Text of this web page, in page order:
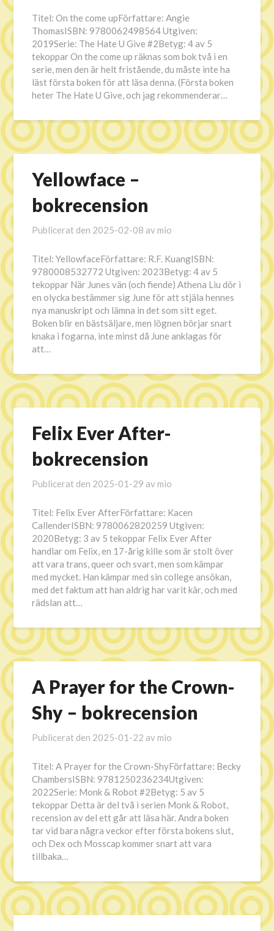
Titel: On the come upFörfattare: Angie
ThomasISBN: 9780062498564 Utgiven:
2019Serie: The Hate U Give #2Betyg: 4 av 5
tekoppar On the come up räknas som bok två i en
serie, men den är helt fristående, du måste inte ha
läst första boken för att läsa denna. (Första boken
heter The Hate U Give, och jag rekommenderar…
Yellowface –
bokrecension
Publicerat den 2025-02-08 av mio
Titel: YellowfaceFörfattare: R.F. KuangISBN:
9780008532772 Utgiven: 2023Betyg: 4 av 5
tekoppar När Junes vän (och fiende) Athena Liu dör i
en olycka bestämmer sig June för att stjäla hennes
nya manuskript och lämna in det som sitt eget.
Boken blir en bästsäljare, men lögnen börjar snart
knaka i fogarna, inte minst då June anklagas för
att…
Felix Ever After-
bokrecension
Publicerat den 2025-01-29 av mio
Titel: Felix Ever AfterFörfattare: Kacen
CallenderISBN: 9780062820259 Utgiven:
2020Betyg: 3 av 5 tekoppar Felix Ever After
handlar om Felix, en 17-årig kille som är stolt över
att vara trans, queer och svart, men som kämpar
med mycket. Han kämpar med sin college ansökan,
med det faktum att han aldrig har varit kär, och med
rädslan att…
A Prayer for the Crown-
Shy – bokrecension
Publicerat den 2025-01-22 av mio
Titel: A Prayer for the Crown-ShyFörfattare: Becky
ChambersISBN: 9781250236234Utgiven:
2022Serie: Monk & Robot #2Betyg: 5 av 5
tekoppar Detta är del två i serien Monk & Robot,
recension av del ett går att läsa här. Andra boken
tar vid bara några veckor efter första bokens slut,
och Dex och Mosscap kommer snart att vara
tillbaka…